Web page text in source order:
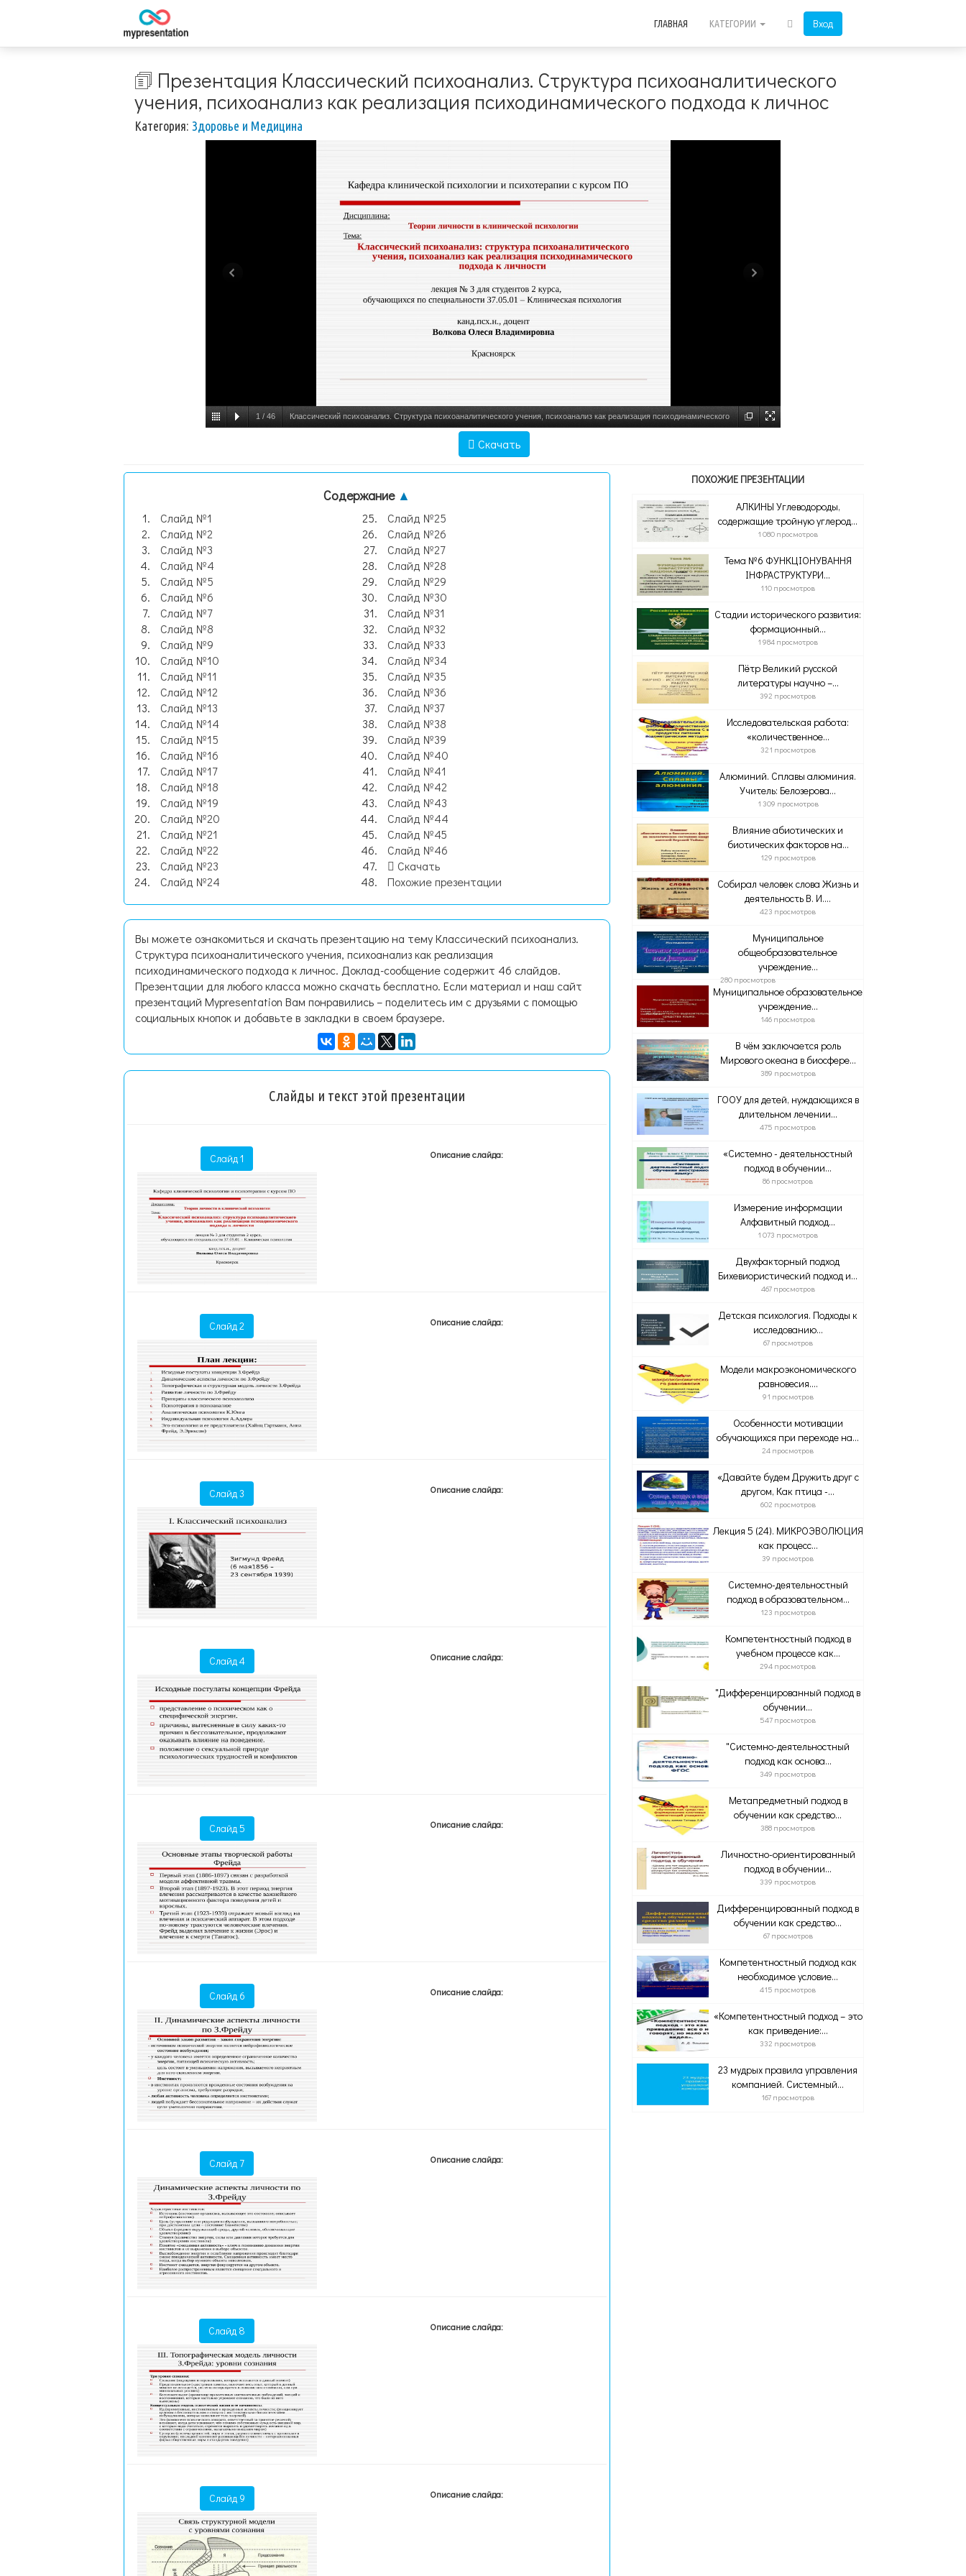
Вход
ГЛАВНАЯ КАТЕГОРИИ
🗊 Презентация Классический психоанализ. Структура психоаналитического
учения, психоанализ как реализация психодинамического подхода к личнос
Категория: Здоровье и Медицина
1 / 46 Классический психоанализ. Структура психоаналитического учения, психоанализ как реализация психодинамического
Скачать
Содержание ▲
Слайд №1
Слайд №2
Слайд №3
Слайд №4
Слайд №5
Слайд №6
Слайд №7
Слайд №8
Слайд №9
Слайд №10
Слайд №11
Слайд №12
Слайд №13
Слайд №14
Слайд №15
Слайд №16
Слайд №17
Слайд №18
Слайд №19
Слайд №20
Слайд №21
Слайд №22
Слайд №23
Слайд №24
Слайд №25
Слайд №26
Слайд №27
Слайд №28
Слайд №29
Слайд №30
Слайд №31
Слайд №32
Слайд №33
Слайд №34
Слайд №35
Слайд №36
Слайд №37
Слайд №38
Слайд №39
Слайд №40
Слайд №41
Слайд №42
Слайд №43
Слайд №44
Слайд №45
Слайд №46
Скачать
Похожие презентации
Вы можете ознакомиться и скачать презентацию на тему Классический психоанализ.
Структура психоаналитического учения, психоанализ как реализация
психодинамического подхода к личнос. Доклад-сообщение содержит 46 слайдов.
Презентации для любого класса можно скачать бесплатно. Если материал и наш сайт
презентаций Mypresentation Вам понравились – поделитесь им с друзьями с помощью
социальных кнопок и добавьте в закладки в своем браузере.
Слайды и текст этой презентации
Слайд 1 Описание слайда:
Слайд 2 Описание слайда:
Слайд 3 Описание слайда:
Слайд 4 Описание слайда:
Слайд 5 Описание слайда:
Слайд 6 Описание слайда:
Слайд 7 Описание слайда:
Слайд 8 Описание слайда:
Слайд 9 Описание слайда:
ПОХОЖИЕ ПРЕЗЕНТАЦИИ
АЛКИНЫ Углеводороды,
содержащие тройную углерод...
1 080 просмотров
Тема №6 ФУНКЦІОНУВАННЯ
ІНФРАСТРУКТУРИ...
110 просмотров
Стадии исторического развития:
формационный...
1 984 просмотров
Пётр Великий русской
литературы научно –...
392 просмотров
Исследовательская работа:
«количественное...
321 просмотров
Алюминий. Сплавы алюминия.
Учитель: Белозерова...
1 309 просмотров
Влияние абиотических и
биотических факторов на...
129 просмотров
Собирал человек слова Жизнь и
деятельность В. И....
423 просмотров
Муниципальное
общеобразовательное
учреждение...
280 просмотров
Муниципальное образовательное
учреждение...
146 просмотров
В чём заключается роль
Мирового океана в биосфере...
389 просмотров
ГООУ для детей, нуждающихся в
длительном лечении...
475 просмотров
«Системно - деятельностный
подход в обучении...
86 просмотров
Измерение информации
Алфавитный подход...
1 073 просмотров
Двухфакторный подход
Бихевиористический подход и...
467 просмотров
Детская психология. Подходы к
исследованию...
67 просмотров
Модели макроэкономического
равновесия....
91 просмотров
Особенности мотивации
обучающихся при переходе на...
24 просмотров
«Давайте будем Дружить друг с
другом, Как птица -...
602 просмотров
Лекция 5 (24). МИКРОЭВОЛЮЦИЯ
как процесс...
39 просмотров
Системно-деятельностный
подход в образовательном...
123 просмотров
Компетентностный подход в
учебном процессе как...
294 просмотров
"Дифференцированный подход в
обучении...
547 просмотров
"Системно-деятельностный
подход как основа...
349 просмотров
Метапредметный подход в
обучении как средство...
388 просмотров
Личностно-ориентированный
подход в обучении...
339 просмотров
Дифференцированный подход в
обучении как средство...
67 просмотров
Компетентностный подход как
необходимое условие...
415 просмотров
«Компетентностный подход – это
как приведение:...
332 просмотров
23 мудрых правила управления
компанией. Системный...
167 просмотров